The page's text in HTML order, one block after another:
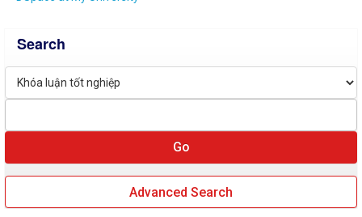
Search
Advanced Search